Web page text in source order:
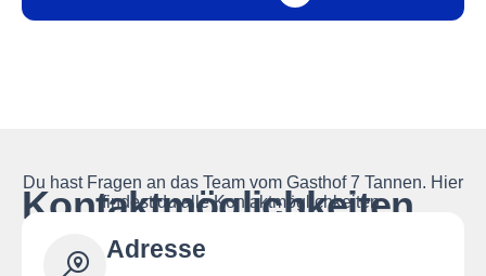
Kontaktmöglichkeiten
Du hast Fragen an das Team vom Gasthof 7 Tannen. Hier
findest du alle Kontaktmöglichkeiten.
Adresse